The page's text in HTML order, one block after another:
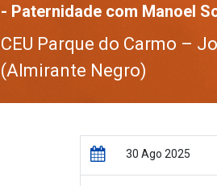
- Paternidade com Manoel
CEU Parque do Carmo –
(Almirante Negro)
30 Ago 2025